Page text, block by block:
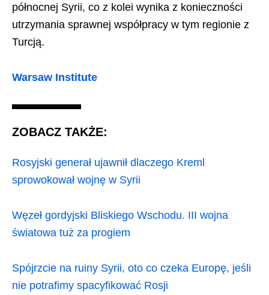
północnej Syrii, co z kolei wynika z konieczności
utrzymania sprawnej współpracy w tym regionie z
Turcją.
Warsaw Institute
ZOBACZ TAKŻE:
Rosyjski generał ujawnił dlaczego Kreml
sprowokował wojnę w Syrii
Węzeł gordyjski Bliskiego Wschodu. III wojna
światowa tuż za progiem
Spójrzcie na ruiny Syrii, oto co czeka Europę, jeśli
nie potrafimy spacyfikować Rosji